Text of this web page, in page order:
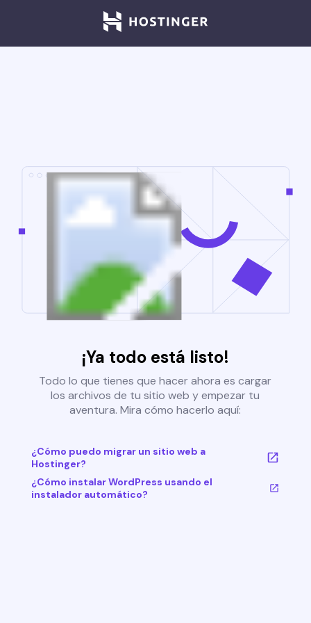
¡Ya todo está listo!
Todo lo que tienes que hacer ahora es cargar
los archivos de tu sitio web y empezar tu
aventura. Mira cómo hacerlo aquí:
¿Cómo puedo migrar un sitio web a
Hostinger?
¿Cómo instalar WordPress usando el
instalador automático?